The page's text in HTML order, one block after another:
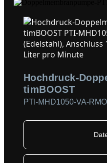
Hochdruck-
timBOOST
PTI-MHD1050-VA-